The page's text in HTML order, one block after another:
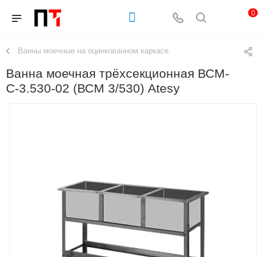
0
Ванны моечные на оцинкованном каркасе
Ванна моечная трёхсекционная ВСМ-
С-3.530-02 (ВСМ 3/530) Atesy